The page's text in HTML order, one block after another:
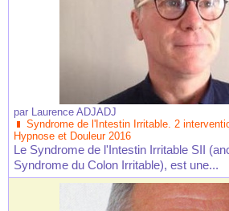
par Laurence ADJADJ
Syndrome de l'Intestin Irritable. 2
Hypnose et Douleur 2016
Le Syndrome de l'Intestin Irritable SII
Syndrome du Colon Irritable), est une...